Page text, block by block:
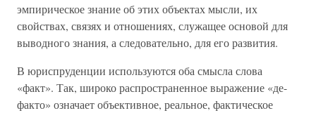
эмпирическое знание об этих объектах мысли, их
свойствах, связях и отношениях, служащее основой для
выводного знания, а следовательно, для его развития.
В юриспруденции используются оба смысла слова
«факт». Так, широко распространенное выражение «де-
факто» означает объективное, реальное, фактическое